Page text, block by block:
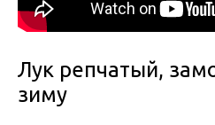
Лук репчатый,
зиму